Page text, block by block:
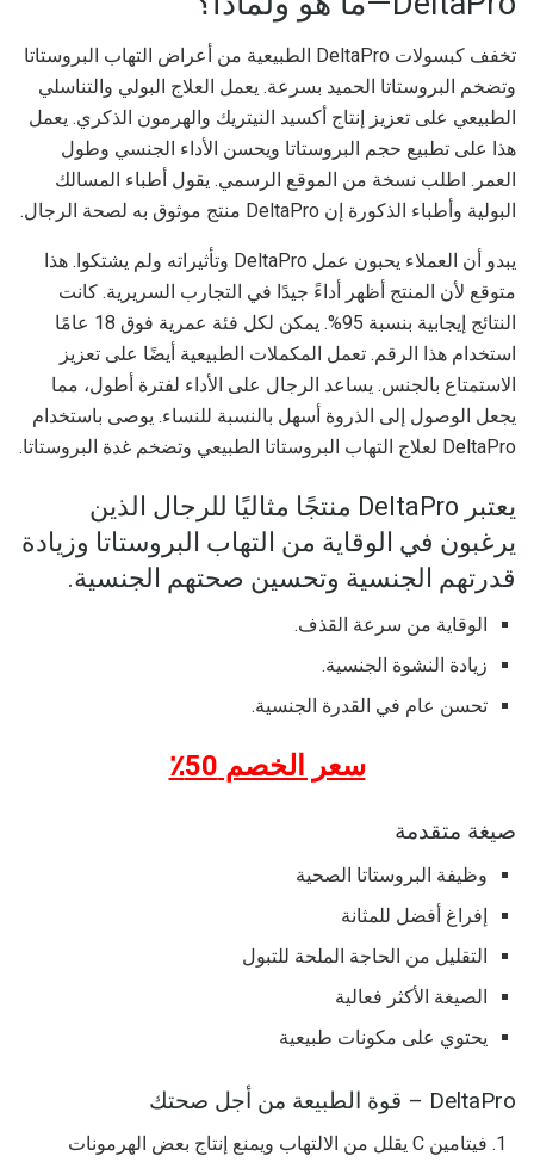
تخفف كبسولات DeltaPro الطبيعية من أعراض التهاب البروستاتا
وتضخم البروستاتا الحميد بسرعة. يعمل العلاج البولي والتناسلي
الطبيعي على تعزيز إنتاج أكسيد النيتريك والهرمون الذكري. يعمل
هذا على تطبيع حجم البروستاتا ويحسن الأداء الجنسي وطول
العمر. اطلب نسخة من الموقع الرسمي. يقول أطباء المسالك
البولية وأطباء الذكورة إن DeltaPro منتج موثوق به لصحة الرجال.
يبدو أن العملاء يحبون عمل DeltaPro وتأثيراته ولم يشتكوا. هذا
متوقع لأن المنتج أظهر أداءً جيدًا في التجارب السريرية. كانت
النتائج إيجابية بنسبة 95%. يمكن لكل فئة عمرية فوق 18 عامًا
استخدام هذا الرقم. تعمل المكملات الطبيعية أيضًا على تعزيز
الاستمتاع بالجنس. يساعد الرجال على الأداء لفترة أطول، مما
يجعل الوصول إلى الذروة أسهل بالنسبة للنساء. يوصى باستخدام
DeltaPro لعلاج التهاب البروستاتا الطبيعي وتضخم غدة البروستاتا.
يعتبر DeltaPro منتجًا مثاليًا للرجال الذين
يرغبون في الوقاية من التهاب البروستاتا وزيادة
قدرتهم الجنسية وتحسين صحتهم الجنسية.
الوقاية من سرعة القذف.
زيادة النشوة الجنسية.
تحسن عام في القدرة الجنسية.
سعر الخصم 50٪
صيغة متقدمة
وظيفة البروستاتا الصحية
إفراغ أفضل للمثانة
التقليل من الحاجة الملحة للتبول
الصيغة الأكثر فعالية
يحتوي على مكونات طبيعية
DeltaPro – قوة الطبيعة من أجل صحتك
فيتامين C يقلل من الالتهاب ويمنع إنتاج بعض الهرمونات